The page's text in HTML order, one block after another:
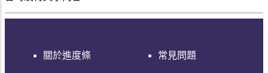
關於進度條 常見問題